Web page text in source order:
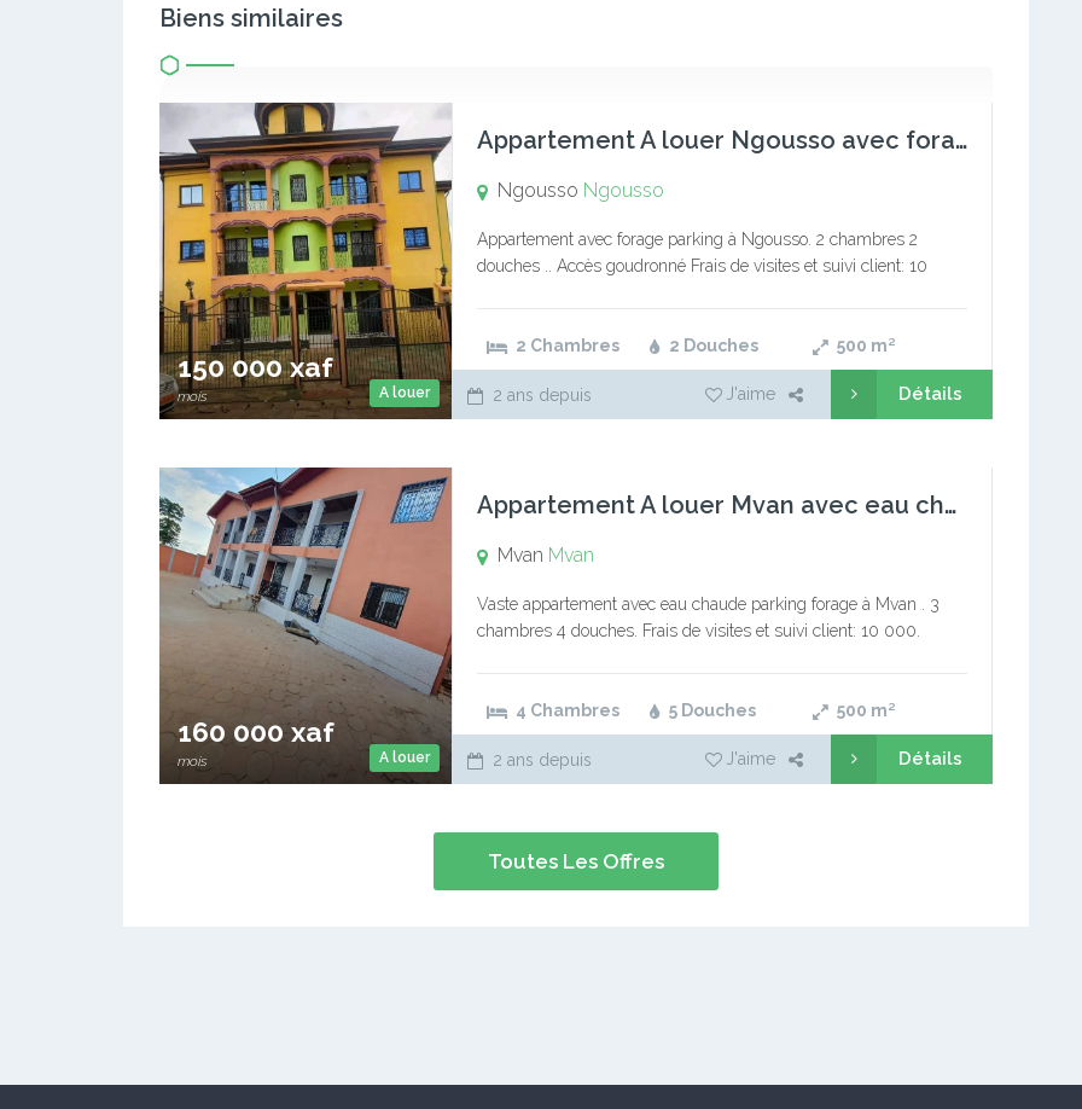
Biens similaires
A louer
150 000 xaf
mois
Appartement A louer Ngousso avec forage parking
Ngousso Ngousso
Appartement avec forage parking à Ngousso. 2 chambres 2
douches .. Accès goudronné Frais de visites et suivi client: 10
2 Chambres 2 Douches 500 m²
2 ans depuis J'aime Détails
A louer
160 000 xaf
mois
Appartement A louer Mvan avec eau chaude forage parking
Mvan Mvan
Vaste appartement avec eau chaude parking forage à Mvan . 3
chambres 4 douches. Frais de visites et suivi client: 10 000.
4 Chambres 5 Douches 500 m²
2 ans depuis J'aime Détails
Toutes Les Offres